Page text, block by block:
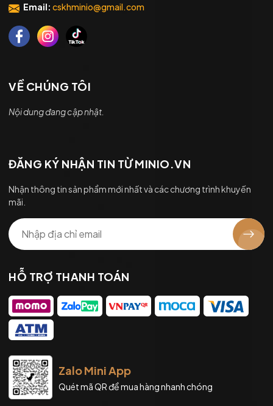
Email: cskhminio@gmail.com
VỀ CHÚNG TÔI
Nội dung đang cập nhật.
ĐĂNG KÝ NHẬN TIN TỪ MINIO.VN
Nhận thông tin sản phẩm mới nhất và các chương trình khuyến
mãi.
HỖ TRỢ THANH TOÁN
Zalo Mini App
Quét mã QR để mua hàng nhanh chóng